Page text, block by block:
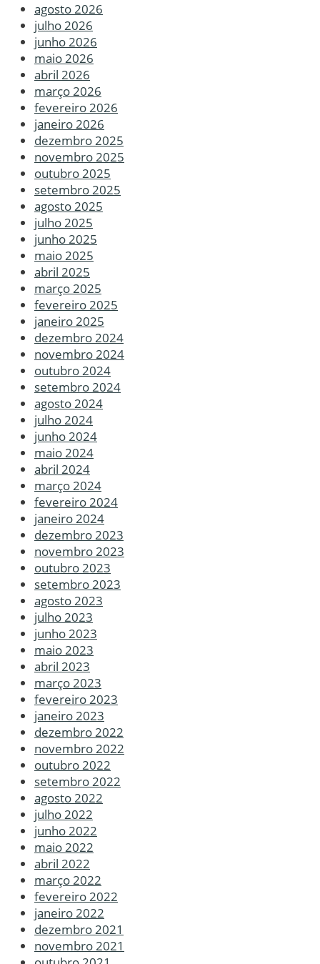
agosto 2026
julho 2026
junho 2026
maio 2026
abril 2026
março 2026
fevereiro 2026
janeiro 2026
dezembro 2025
novembro 2025
outubro 2025
setembro 2025
agosto 2025
julho 2025
junho 2025
maio 2025
abril 2025
março 2025
fevereiro 2025
janeiro 2025
dezembro 2024
novembro 2024
outubro 2024
setembro 2024
agosto 2024
julho 2024
junho 2024
maio 2024
abril 2024
março 2024
fevereiro 2024
janeiro 2024
dezembro 2023
novembro 2023
outubro 2023
setembro 2023
agosto 2023
julho 2023
junho 2023
maio 2023
abril 2023
março 2023
fevereiro 2023
janeiro 2023
dezembro 2022
novembro 2022
outubro 2022
setembro 2022
agosto 2022
julho 2022
junho 2022
maio 2022
abril 2022
março 2022
fevereiro 2022
janeiro 2022
dezembro 2021
novembro 2021